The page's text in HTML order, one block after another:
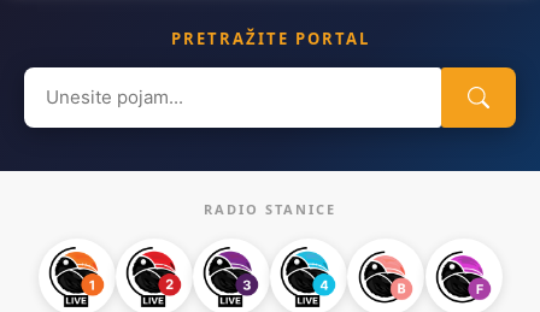
PRETRAŽITE PORTAL
Search
for:
RADIO STANICE